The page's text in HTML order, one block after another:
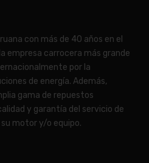
con más de 40 años en el
empresa carrocera más grande
por la
de energía. Además,
gama de repuestos
y garantía del servicio de
motor y/o equipo.